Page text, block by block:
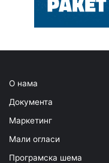
О нама
Документа
Маркетинг
Мали огласи
Програмска шема